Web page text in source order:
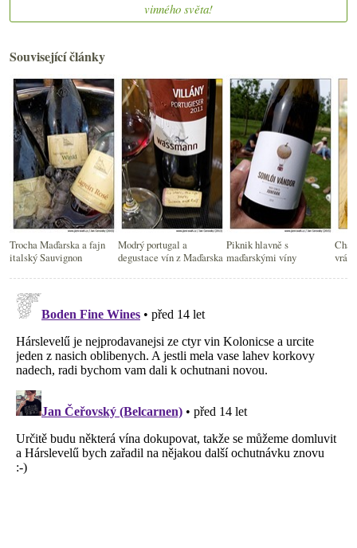
vinného světa!
Související články
Trocha Maďarska a fajn
italský Sauvignon
Modrý portugal a
degustace vín z Maďarska
Piknik hlavně s
maďarskými víny